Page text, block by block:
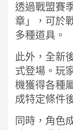
透過戰盟賽
章」，可於
多種道具。
此外，全新
式登場。玩
機獲得各種
成特定條件
同時，角色